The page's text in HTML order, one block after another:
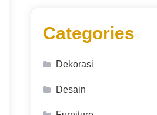
Categories
Dekorasi
Desain